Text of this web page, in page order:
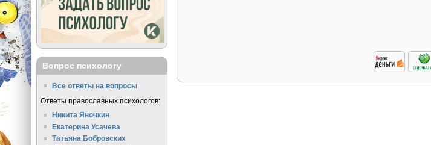
Вопрос психологу
Все ответы на вопросы
Ответы православных психологов:
Никита Яночкин
Екатерина Усачева
Татьяна Бобровских